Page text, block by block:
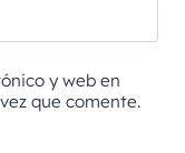
y web en
que comente.